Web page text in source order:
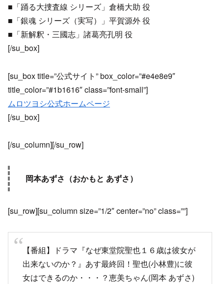
■「踊る大捜査線 シリーズ」倉橋大助 役
■「銀魂 シリーズ（実写）」平賀源外 役
■「新解釈・三國志」諸葛亮孔明 役
[/su_box]
[su_box title=”公式サイト” box_color=”#e4e8e9″
title_color=”#1b1616″ class=”font-small”]
ムロツヨシ公式ホームページ
[/su_box]
[/su_column][/su_row]
岡本あずさ（おかもと あずさ）
[su_row][su_column size=”1/2″ center=”no” class=””]
【番組】ドラマ『なぜ東堂院聖也１６歳は彼女が
出来ないのか？』あす最終回！聖也(小林豊)に彼
女はできるのか・・・？恵美ちゃん(岡本 あずさ)